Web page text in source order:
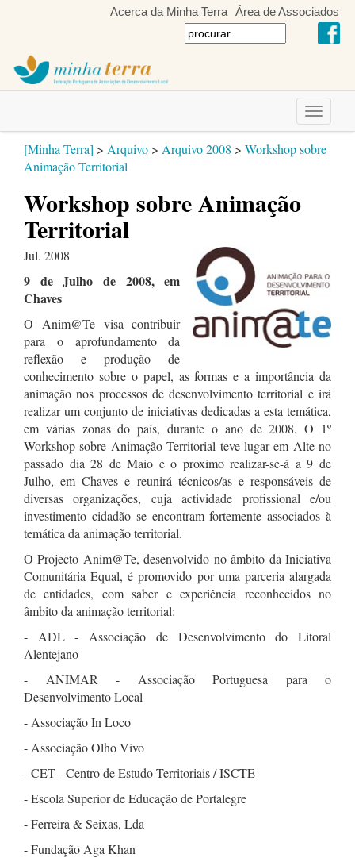
Acerca da Minha Terra Área de Associados
Toggle
[Minha Terra] > Arquivo > Arquivo 2008 > Workshop sobre
Animação Territorial
Workshop sobre Animação
Territorial
Jul. 2008
9 de Julho de 2008, em
Chaves
O Anim@Te visa contribuir
para o aprofundamento da
reflexão e produção de
conhecimento sobre o papel, as formas e a importância da
animação nos processos de desenvolvimento territorial e irá
realizar um conjunto de iniciativas dedicadas a esta temática,
em várias zonas do país, durante o ano de 2008. O 1º
Workshop sobre Animação Territorial teve lugar em Alte no
passado dia 28 de Maio e o proximo realizar-se-á a 9 de
Julho, em Chaves e reunirá técnicos/as e responsáveis de
diversas organizações, cuja actividade profissional e/ou
investimento cidadão se encontram fortemente associados à
temática da animação territorial.
O Projecto Anim@Te, desenvolvido no âmbito da Iniciativa
Comunitária Equal, é promovido por uma parceria alargada
de entidades, com saber e experiência reconhecidos no
âmbito da animação territorial:
- ADL - Associação de Desenvolvimento do Litoral
Alentejano
- ANIMAR - Associação Portuguesa para o
Desenvolvimento Local
- Associação In Loco
- Associação Olho Vivo
- CET - Centro de Estudo Territoriais / ISCTE
- Escola Superior de Educação de Portalegre
- Ferreira & Seixas, Lda
- Fundação Aga Khan